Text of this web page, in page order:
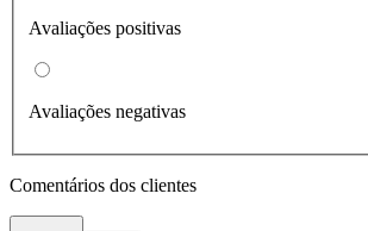
Avaliações positivas
Avaliações negativas
Comentários dos clientes